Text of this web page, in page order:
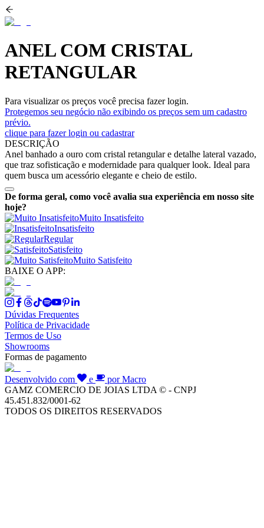
ANEL COM CRISTAL
RETANGULAR
Para visualizar os preços você precisa fazer login.
Protegemos seu negócio não exibindo os preços sem um cadastro
prévio.
clique para fazer login ou cadastrar
DESCRIÇÃO
Anel banhado a ouro com cristal retangular e detalhe lateral vazado,
que traz sofisticação e modernidade para qualquer look. Ideal para
quem busca um acessório elegante e cheio de estilo.
De forma geral, como você avalia sua experiência em nosso site
hoje?
Muito Insatisfeito
Insatisfeito
Regular
Satisfeito
Muito Satisfeito
BAIXE O APP:
Dúvidas Frequentes
Política de Privacidade
Termos de Uso
Showrooms
Formas de pagamento
Desenvolvido com e
por Macro
GAMZ COMERCIO DE JOIAS LTDA © - CNPJ
45.451.832/0001-62
TODOS OS DIREITOS RESERVADOS